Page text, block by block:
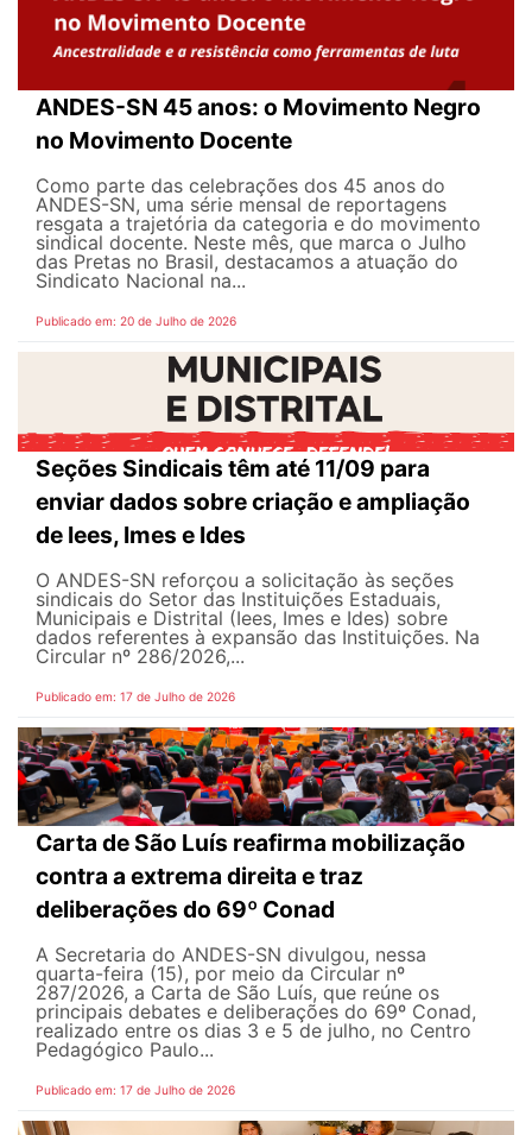
ANDES-SN 45 anos: o Movimento Negro
no Movimento Docente
Como parte das celebrações dos 45 anos do
ANDES-SN, uma série mensal de reportagens
resgata a trajetória da categoria e do movimento
sindical docente. Neste mês, que marca o Julho
das Pretas no Brasil, destacamos a atuação do
Sindicato Nacional na...
Publicado em: 20 de Julho de 2026
Seções Sindicais têm até 11/09 para
enviar dados sobre criação e ampliação
de Iees, Imes e Ides
O ANDES-SN reforçou a solicitação às seções
sindicais do Setor das Instituições Estaduais,
Municipais e Distrital (Iees, Imes e Ides) sobre
dados referentes à expansão das Instituições. Na
Circular nº 286/2026,...
Publicado em: 17 de Julho de 2026
Carta de São Luís reafirma mobilização
contra a extrema direita e traz
deliberações do 69º Conad
A Secretaria do ANDES-SN divulgou, nessa
quarta-feira (15), por meio da Circular nº
287/2026, a Carta de São Luís, que reúne os
principais debates e deliberações do 69º Conad,
realizado entre os dias 3 e 5 de julho, no Centro
Pedagógico Paulo...
Publicado em: 17 de Julho de 2026